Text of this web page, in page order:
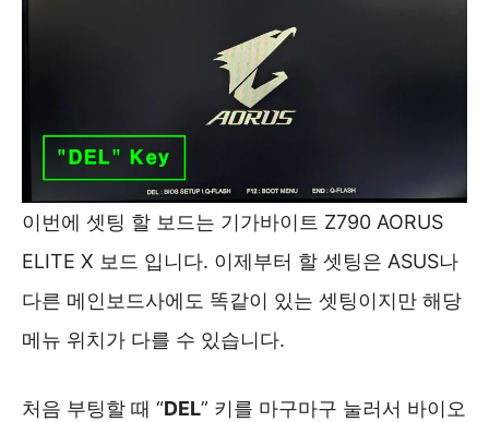
이번에 셋팅 할 보드는 기가바이트 Z790 AORUS
ELITE X 보드 입니다. 이제부터 할 셋팅은 ASUS나
다른 메인보드사에도 똑같이 있는 셋팅이지만 해당
메뉴 위치가 다를 수 있습니다.
처음 부팅할 때 “DEL” 키를 마구마구 눌러서 바이오